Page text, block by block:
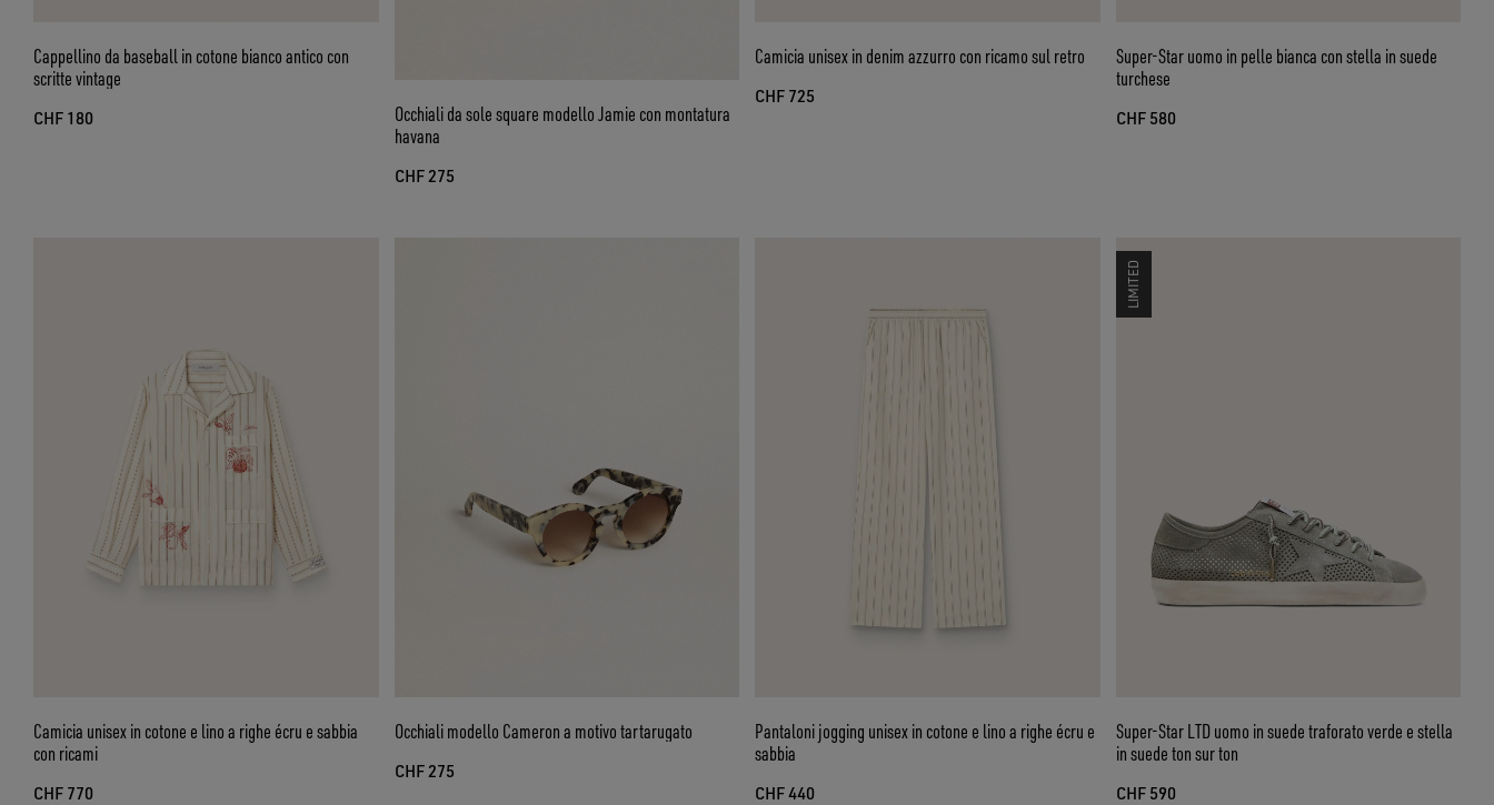
Cappellino da baseball in cotone bianco antico con
scritte vintage
CHF 180
Occhiali da sole square modello Jamie con montatura
havana
CHF 275
Camicia unisex in denim azzurro con ricamo sul retro
CHF 725
Super-Star uomo in pelle bianca con stella in suede
turchese
CHF 580
Camicia unisex in cotone e lino a righe écru e sabbia
con ricami
CHF 770
Occhiali modello Cameron a motivo tartarugato
CHF 275
Pantaloni jogging unisex in cotone e lino a righe écru e
sabbia
CHF 440
LIMITED
Super-Star LTD uomo in suede traforato verde e stella
in suede ton sur ton
CHF 590